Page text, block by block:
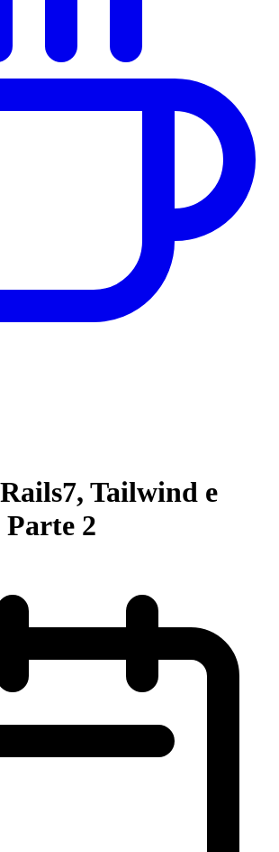
Tailwind e
2